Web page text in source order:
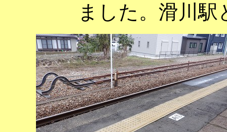
ました。滑川